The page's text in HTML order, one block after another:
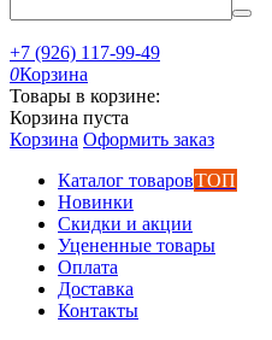
+7 (926) 117-99-49
0Корзина
Товары в корзине:
Корзина пуста
Корзина Оформить заказ
Каталог товаровТОП
Новинки
Скидки и акции
Уцененные товары
Оплата
Доставка
Контакты